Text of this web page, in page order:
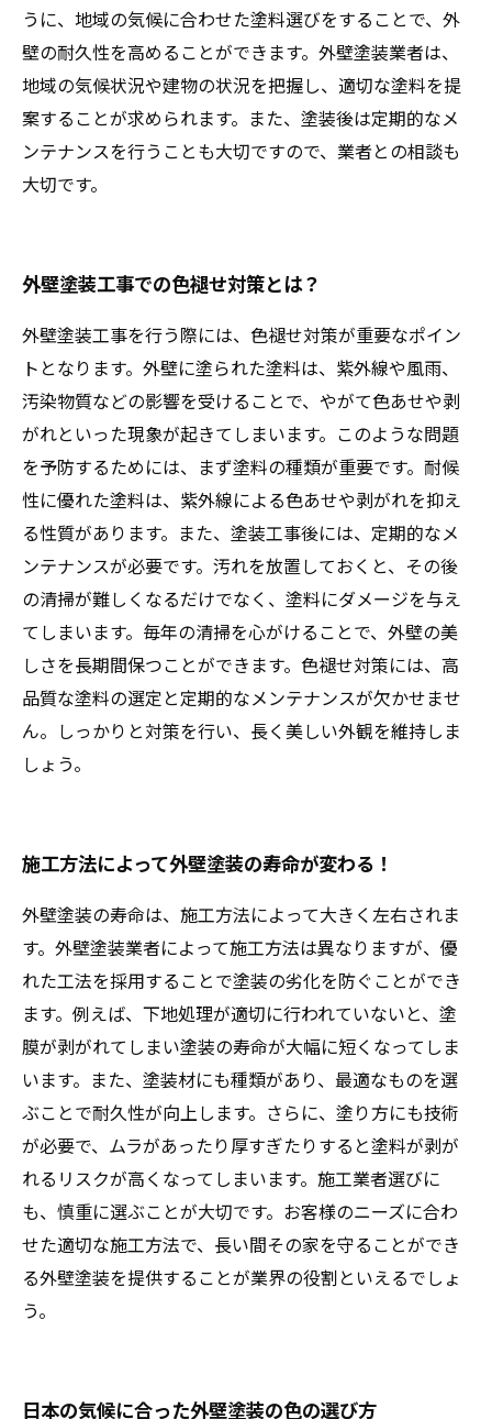
うに、地域の気候に合わせた塗料選びをすることで、外
壁の耐久性を高めることができます。外壁塗装業者は、
地域の気候状況や建物の状況を把握し、適切な塗料を提
案することが求められます。また、塗装後は定期的なメ
ンテナンスを行うことも大切ですので、業者との相談も
大切です。
外壁塗装工事での色褪せ対策とは？
外壁塗装工事を行う際には、色褪せ対策が重要なポイン
トとなります。外壁に塗られた塗料は、紫外線や風雨、
汚染物質などの影響を受けることで、やがて色あせや剥
がれといった現象が起きてしまいます。このような問題
を予防するためには、まず塗料の種類が重要です。耐候
性に優れた塗料は、紫外線による色あせや剥がれを抑え
る性質があります。また、塗装工事後には、定期的なメ
ンテナンスが必要です。汚れを放置しておくと、その後
の清掃が難しくなるだけでなく、塗料にダメージを与え
てしまいます。毎年の清掃を心がけることで、外壁の美
しさを長期間保つことができます。色褪せ対策には、高
品質な塗料の選定と定期的なメンテナンスが欠かせませ
ん。しっかりと対策を行い、長く美しい外観を維持しま
しょう。
施工方法によって外壁塗装の寿命が変わる！
外壁塗装の寿命は、施工方法によって大きく左右されま
す。外壁塗装業者によって施工方法は異なりますが、優
れた工法を採用することで塗装の劣化を防ぐことができ
ます。例えば、下地処理が適切に行われていないと、塗
膜が剥がれてしまい塗装の寿命が大幅に短くなってしま
います。また、塗装材にも種類があり、最適なものを選
ぶことで耐久性が向上します。さらに、塗り方にも技術
が必要で、ムラがあったり厚すぎたりすると塗料が剥が
れるリスクが高くなってしまいます。施工業者選びに
も、慎重に選ぶことが大切です。お客様のニーズに合わ
せた適切な施工方法で、長い間その家を守ることができ
る外壁塗装を提供することが業界の役割といえるでしょ
う。
日本の気候に合った外壁塗装の色の選び方